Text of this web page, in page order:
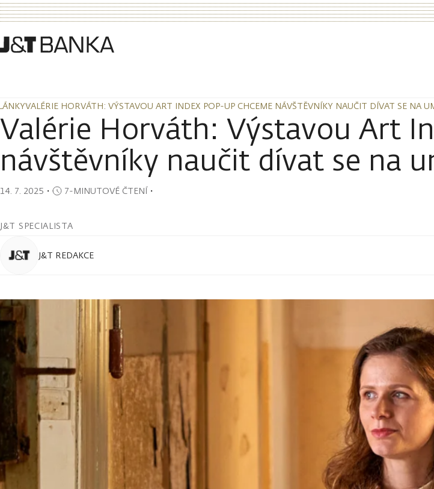
VALÉRIE HORVÁTH: VÝSTAVOU ART INDEX POP-UP CHCEME NÁVŠTĚVNÍKY NAUČIT DÍVAT SE NA
Valérie Horváth: Výstavou Art
návštěvníky naučit dívat se na
14. 7. 2025 ・ 7-MINUTOVÉ ČTENÍ・
J&T SPECIALISTA
J&T REDAKCE